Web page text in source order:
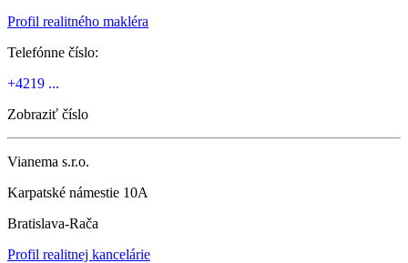
Profil realitného makléra
Telefónne číslo:
+4219 ...
Zobraziť číslo
Vianema s.r.o.
Karpatské námestie 10A
Bratislava-Rača
Profil realitnej kancelárie